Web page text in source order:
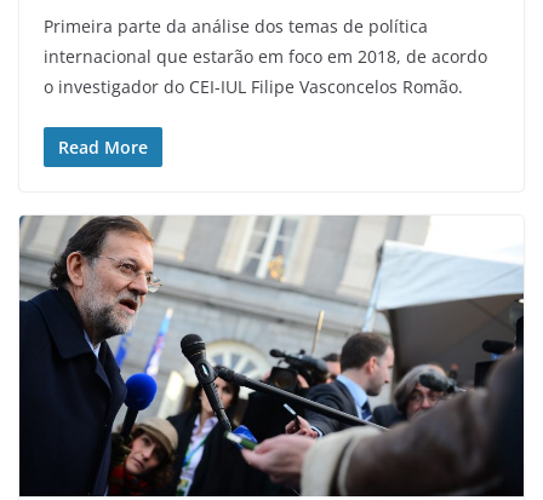
Primeira parte da análise dos temas de política
internacional que estarão em foco em 2018, de acordo
o investigador do CEI-IUL Filipe Vasconcelos Romão.
Read More